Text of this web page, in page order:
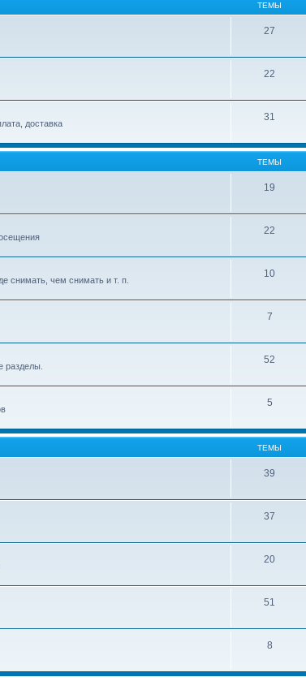
ТЕМЫ
27
22
доставка
31
ТЕМЫ
19
22
снимать, чем снимать и т. п.
10
7
разделы.
52
5
ТЕМЫ
39
37
20
51
8